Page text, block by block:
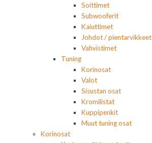
Soittimet
Subwooferit
Kaiuttimet
Johdot / pientarvikkeet
Vahvistimet
Tuning
Korinosat
Valot
Sisustan osat
Kromilistat
Kuppipenkit
Muut tuning osat
Korinosat